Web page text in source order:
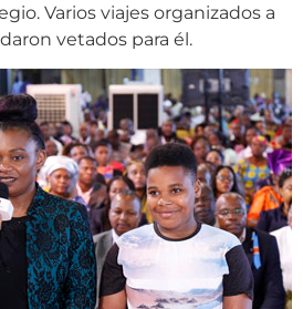
Varios viajes organizados a
vetados para él.